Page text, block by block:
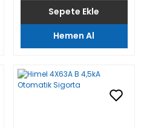
Sepete Ekle
Hemen Al